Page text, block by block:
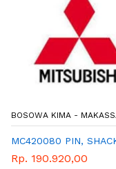
BOSOWA KIMA -
MC420080 PIN,
Rp. 190.920,00